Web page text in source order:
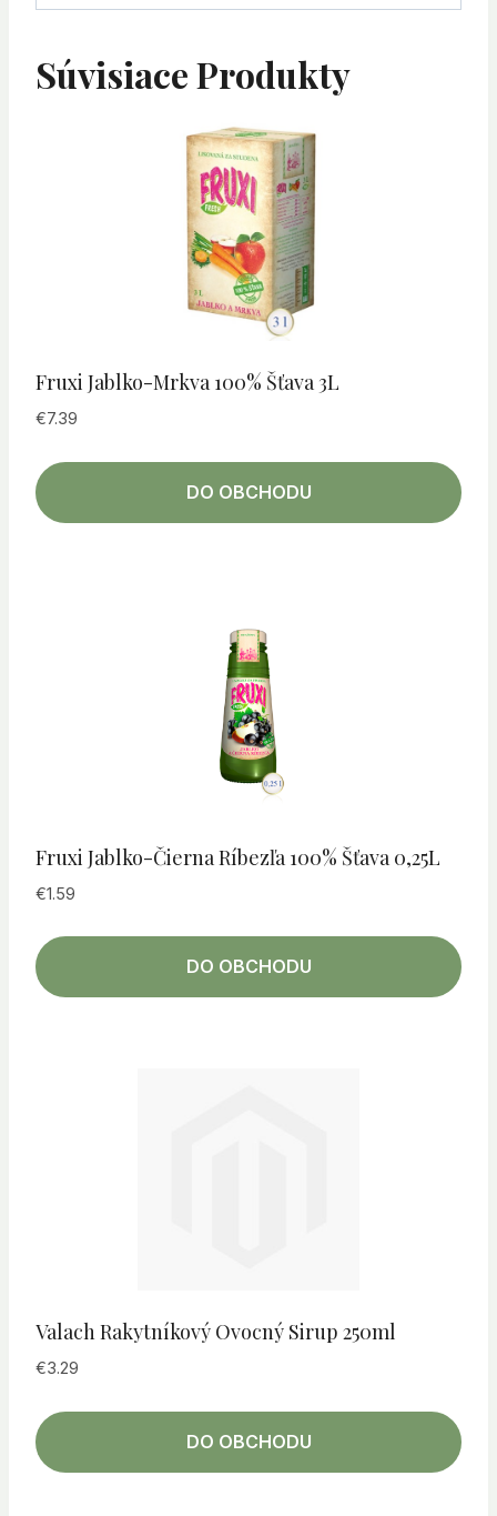
Súvisiace Produkty
Fruxi Jablko-Mrkva 100% Šťava 3L
€7.39
DO OBCHODU
Fruxi Jablko-Čierna Ríbezľa 100% Šťava 0,25L
€1.59
DO OBCHODU
Valach Rakytníkový Ovocný Sirup 250ml
€3.29
DO OBCHODU